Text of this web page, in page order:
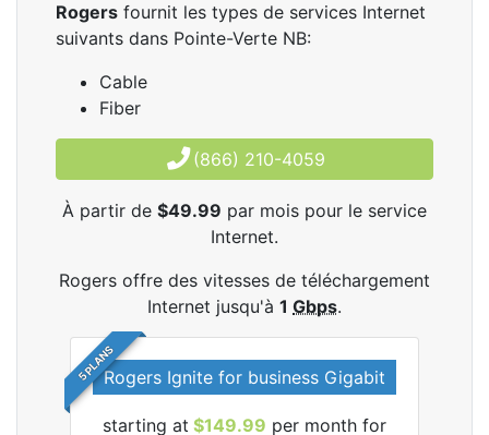
Rogers fournit les types de services Internet
suivants dans Pointe-Verte NB:
Cable
Fiber
(866) 210-4059
À partir de $49.99 par mois pour le service
Internet.
Rogers offre des vitesses de téléchargement
Internet jusqu'à 1 Gbps.
5 PLANSRogers Ignite for business Gigabit
starting at $149.99 per month for